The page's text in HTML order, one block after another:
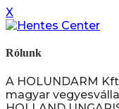
X
Rólunk
A HOLUNDARM
magyar